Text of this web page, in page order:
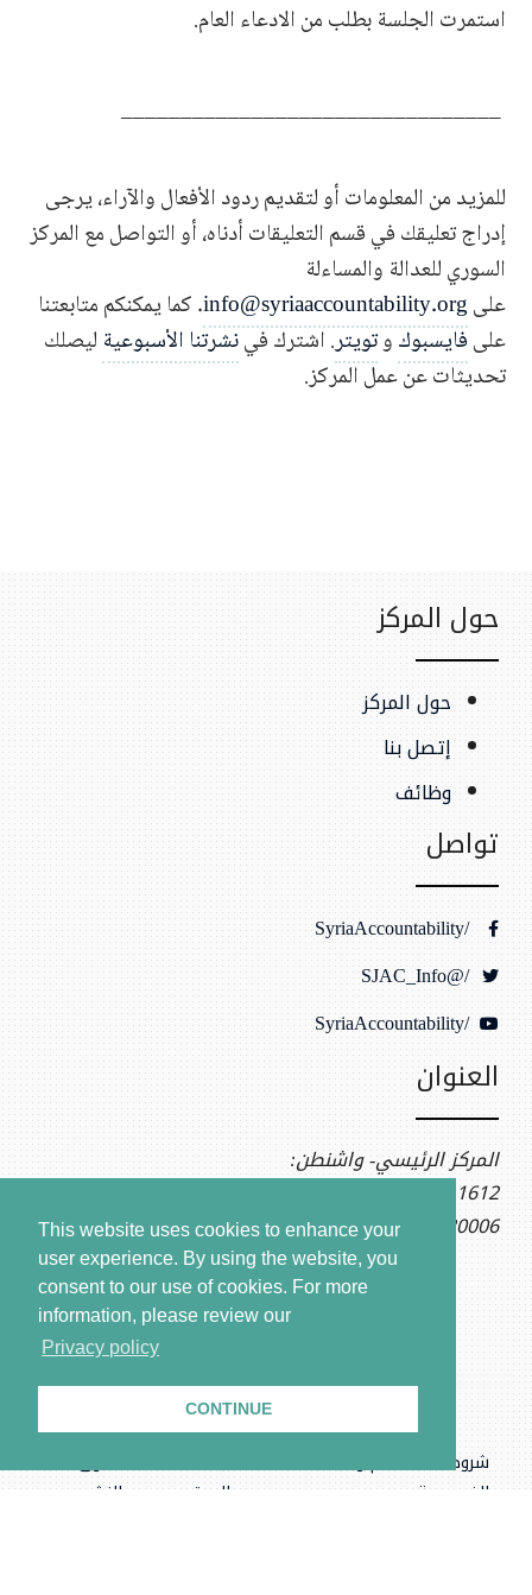
This website uses cookies to enhance your
user experience. By using the website, you
consent to our use of cookies. For more
information, please review our
Privacy policy
CONTINUE
استمرت الجلسة بطلب من الادعاء العام.
________________________________
للمزيد من المعلومات أو لتقديم ردود الأفعال والآراء، يرجى
إدراج تعليقك في قسم التعليقات أدناه، أو التواصل مع المركز
السوري للعدالة والمساءلة
علىinfo@syriaaccountability.org. كما يمكنكم متابعتنا
علىفايسبوكوتويتر. اشترك فينشرتنا الأسبوعية ليصلك
تحديثات عن عمل المركز.
حول المركز
حول المركز
إتصل بنا
وظائف
تواصل
/SyriaAccountability
/@SJAC_Info
/SyriaAccountability
العنوان
المركز الرئيسي- واشنطن:
1612 K St NW, Ste 400
Washington, DC 20006
شروط الاستخدام وسياسة
الخصوصية
بيانات
الموقع
حقوق
النشر